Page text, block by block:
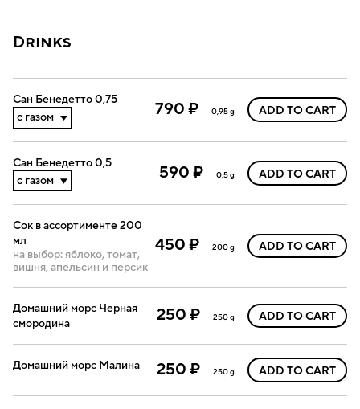
Drinks
Сан Бенедетто 0,75
790 ₽ 0,95 g ADD TO CART
Сан Бенедетто 0,5
590 ₽ 0,5 g ADD TO CART
Сок в ассортименте 200
мл
на выбор: яблоко, томат,
вишня, апельсин и персик
450 ₽ 200 g ADD TO CART
Домашний морс Черная
смородина
250 ₽ 250 g ADD TO CART
Домашний морс Малина 250 ₽ 250 g ADD TO CART